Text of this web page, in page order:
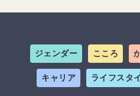
ジェンダー こころ
キャリア ライフスタ